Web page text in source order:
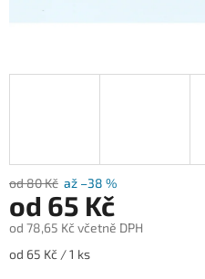
od 80 Kč až –38 %
od 65 Kč
od 78,65 Kč včetně DPH
Měrná
od 65 Kč / 1 ks